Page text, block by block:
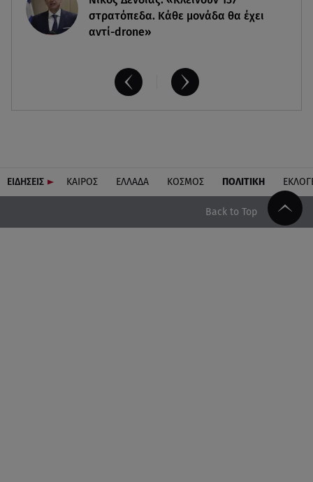
στρατόπεδα. Kάθε μονάδα θα έχει
αντί-drone»
ΕΙΔΗΣΕΙΣ ΚΑΙΡΟΣ ΕΛΛΑΔΑ ΚΟΣΜΟΣ ΠΟΛΙΤΙΚΗ
Back to Top